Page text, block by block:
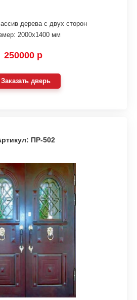
дерева с двух сторон
2000х1400 мм
250000 р
Заказать дверь
ПР-502